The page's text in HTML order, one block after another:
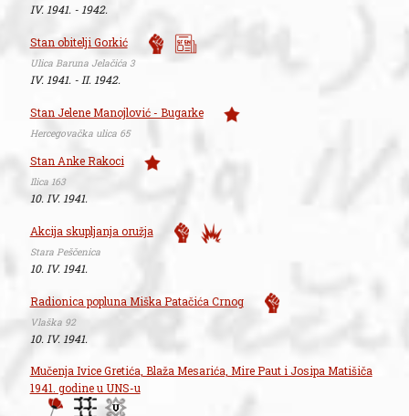
IV. 1941. - 1942.
Stan obitelji Gorkić
Ulica Baruna Jelačića 3
IV. 1941. - II. 1942.
Stan Jelene Manojlović - Bugarke
Hercegovačka ulica 65
Stan Anke Rakoci
Ilica 163
10. IV. 1941.
Akcija skupljanja oružja
Stara Peščenica
10. IV. 1941.
Radionica popluna Miška Patačića Crnog
Vlaška 92
10. IV. 1941.
Mučenja Ivice Gretića, Blaža Mesarića, Mire Paut i Josipa Matišiča
1941. godine u UNS-u